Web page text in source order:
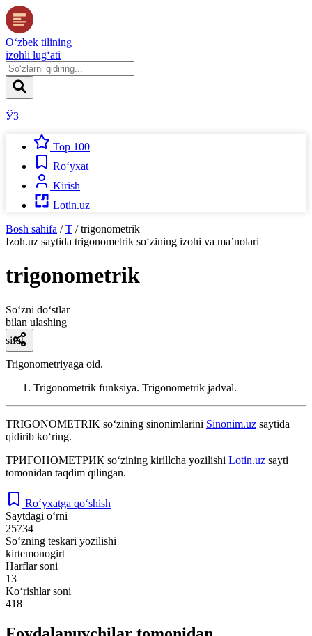
O‘zbek tilining
izohli lug‘ati
ЎЗ
Top 100
Ro‘yxat
Kirish
Lotin.uz
Bosh sahifa / T / trigonometrik
Izoh.uz saytida trigonometrik so‘zining izohi va ma’nolari
trigonometrik
So‘zni do‘stlar
bilan ulashing
sifat
Trigonometriyaga oid.
Trigonometrik funksiya. Trigonometrik jadval.
TRIGONOMETRIK so‘zining sinonimlarini Sinonim.uz saytida
qidirib ko‘ring.
ТРИГОНОМЕТРИК so‘zining kirillcha yozilishi Lotin.uz sayti
tomonidan taqdim qilingan.
Ro‘yxatga qo‘shish
Saytdagi o‘rni
25734
So‘zning teskari yozilishi
kirtemonogirt
Harflar soni
13
Ko‘rishlar soni
418